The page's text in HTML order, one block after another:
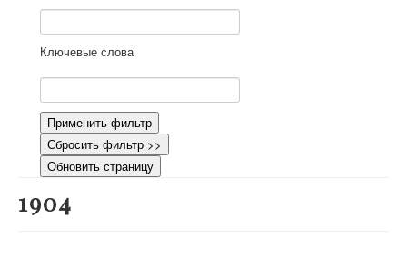
Как работать с сайтом
Контакты
Ключевые слова
Применить фильтр
Сбросить фильтр >>
Обновить страницу
1904